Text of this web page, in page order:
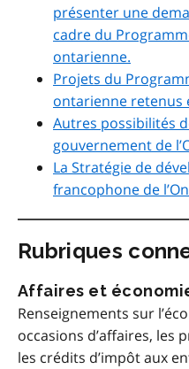
présenter une
cadre du
ontarienne.
Projets du
ontarienne retenus
Autres possibilités
gouvernement de
La Stratégie de
francophone de
Rubriques
Affaires et
Renseignements sur
occasions d’affaires, les
les crédits d’impôt aux